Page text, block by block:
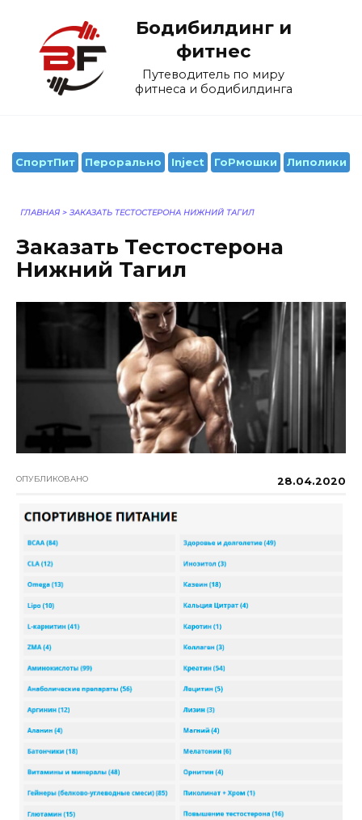
содержанию
Бодибилдинг и
фитнес
Путеводитель по миру
фитнеса и бодибилдинга
СпортПит Перорально Inject ГоРмошки Липолики
ГЛАВНАЯ > ЗАКАЗАТЬ ТЕСТОСТЕРОНА НИЖНИЙ ТАГИЛ
Заказать Тестостерона
Нижний Тагил
ОПУБЛИКОВАНО 28.04.2020